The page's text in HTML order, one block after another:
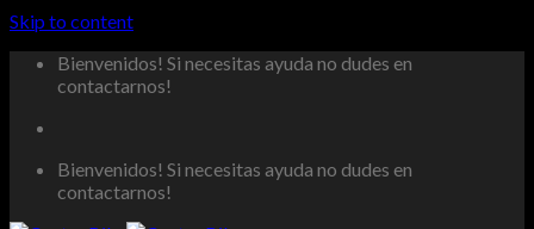
Skip to content
Bienvenidos! Si necesitas ayuda no dudes en
contactarnos!
Bienvenidos! Si necesitas ayuda no dudes en
contactarnos!